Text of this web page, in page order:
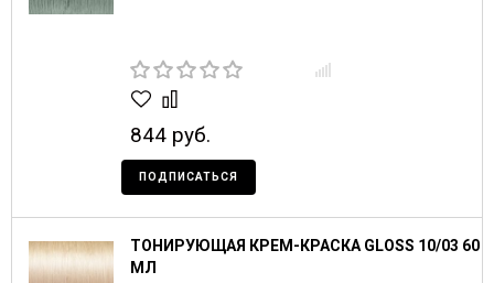
844 руб.
ПОДПИСАТЬСЯ
ТОНИРУЮЩАЯ КРЕМ-КРАСКА GLOSS 10/03 60
МЛ